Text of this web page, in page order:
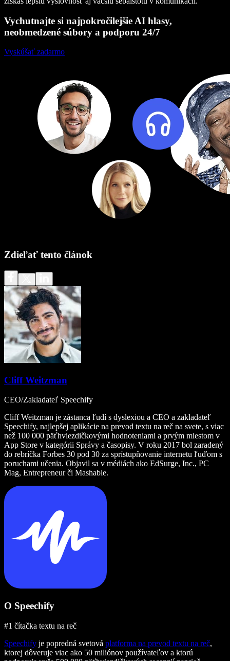
Vychutnajte si najpokročilejšie AI hlasy,
neobmedzené súbory a podporu 24/7
Vyskúšať zadarmo
Zdieľať tento článok
Cliff Weitzman
CEO/Zakladateľ Speechify
Cliff Weitzman je zástanca ľudí s dyslexiou a CEO a zakladateľ
Speechify, najlepšej aplikácie na prevod textu na reč na svete, s viac
než 100 000 päťhviezdičkovými hodnoteniami a prvým miestom v
App Store v kategórii Správy a časopisy. V roku 2017 bol zaradený
do rebríčka Forbes 30 pod 30 za sprístupňovanie internetu ľuďom s
poruchami učenia. Objavil sa v médiách ako EdSurge, Inc., PC
Mag, Entrepreneur či Mashable.
O Speechify
#1 čítačka textu na reč
Speechify je popredná svetová platforma na prevod textu na reč,
ktorej dôveruje viac ako 50 miliónov používateľov a ktorú